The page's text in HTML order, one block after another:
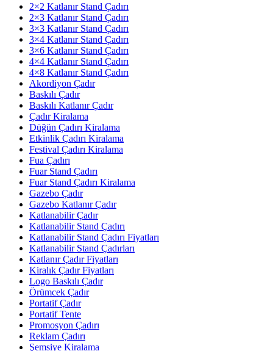
2×2 Katlanır Stand Çadırı
2×3 Katlanır Stand Çadırı
3×3 Katlanır Stand Çadırı
3×4 Katlanır Stand Çadırı
3×6 Katlanır Stand Çadırı
4×4 Katlanır Stand Çadırı
4×8 Katlanır Stand Çadırı
Akordiyon Çadır
Baskılı Çadır
Baskılı Katlanır Çadır
Çadır Kiralama
Düğün Çadırı Kiralama
Etkinlik Çadırı Kiralama
Festival Çadırı Kiralama
Fua Çadırı
Fuar Stand Çadırı
Fuar Stand Çadırı Kiralama
Gazebo Çadır
Gazebo Katlanır Çadır
Katlanabilir Çadır
Katlanabilir Stand Çadırı
Katlanabilir Stand Çadırı Fiyatları
Katlanabilir Stand Çadırları
Katlanır Çadır Fiyatları
Kiralık Çadır Fiyatları
Logo Baskılı Çadır
Örümcek Çadır
Portatif Çadır
Portatif Tente
Promosyon Çadırı
Reklam Çadırı
Şemsiye Kiralama